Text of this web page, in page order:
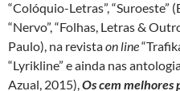
“Colóquio-Letras”, “Suroeste”
“Nervo”, “Folhas, Letras &
Paulo), na revistaon line
“Lyrikline” e ainda nas
Azual, 2015),Os cem melhores